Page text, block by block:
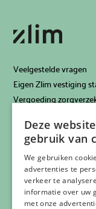
Veelgestelde vragen
Eigen Zlim vestiging
Vergoeding
Privacyverklaring
Cookiebeleid
Klachtenregeling
Algemene
Contactgegevens
Deze
gebruik van
We gebruiken
advertenties te
verkeer te
informatie over uw
met onze